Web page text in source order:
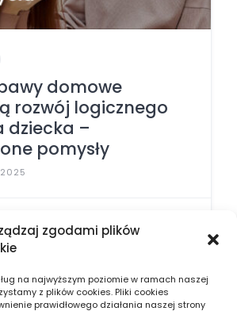
zgodami plików
na najwyższym poziomie w ramach naszej
z plików cookies. Pliki cookies
prawidłowego działania naszej strony
domowe
rozwój logicznego
dziecka –
pomysły